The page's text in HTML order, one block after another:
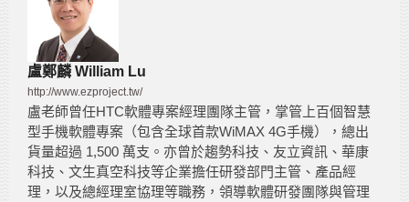
盧鄭麟 William Lu
http://www.ezproject.tw/
盧老師曾任HTC軟體專案經理團隊主管，掌管上百個智慧
型手機軟體專案（包含全球首款WiMAX 4G手機），總出
貨量超過 1,500 萬支。亦曾於趨勢科技、友立資訊、華康
科技、文生真空科技等企業擔任研發部門主管、產品經
理，以及總經理室協理等職務，領導軟體研發團隊與管理